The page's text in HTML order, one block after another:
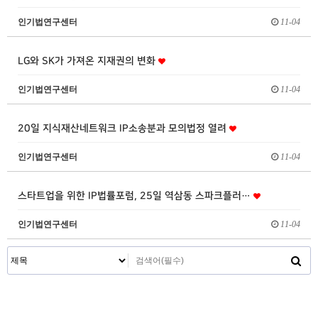
인기법연구센터 11-04
LG와 SK가 가져온 지재권의 변화
인기법연구센터 11-04
20일 지식재산네트워크 IP소송분과 모의법정 열려
인기법연구센터 11-04
스타트업을 위한 IP법률포럼, 25일 역삼동 스파크플러…
인기법연구센터 11-04